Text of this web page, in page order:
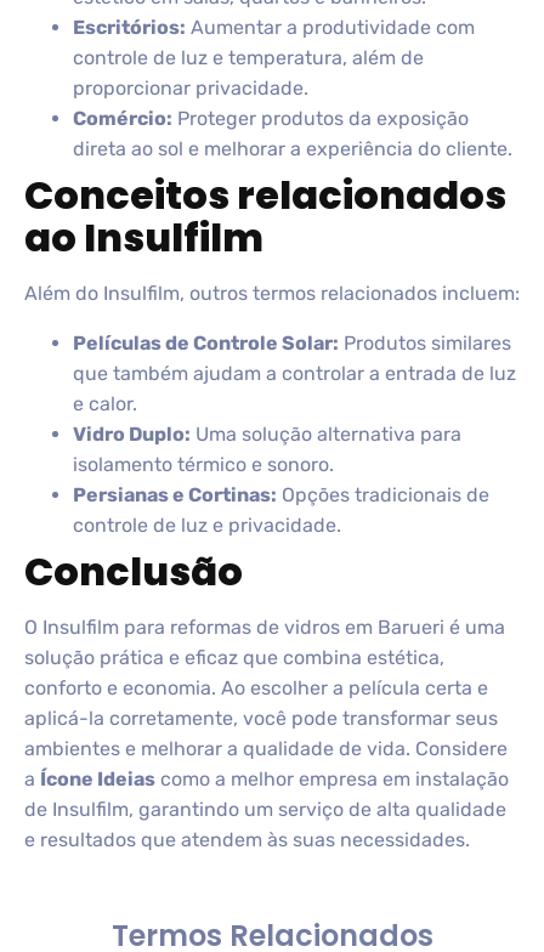
Escritórios: Aumentar a produtividade com
controle de luz e temperatura, além de
proporcionar privacidade.
Comércio: Proteger produtos da exposição
direta ao sol e melhorar a experiência do cliente.
Conceitos relacionados
ao Insulfilm
Além do Insulfilm, outros termos relacionados incluem:
Películas de Controle Solar: Produtos similares
que também ajudam a controlar a entrada de luz
e calor.
Vidro Duplo: Uma solução alternativa para
isolamento térmico e sonoro.
Persianas e Cortinas: Opções tradicionais de
controle de luz e privacidade.
Conclusão
O Insulfilm para reformas de vidros em Barueri é uma
solução prática e eficaz que combina estética,
conforto e economia. Ao escolher a película certa e
aplicá-la corretamente, você pode transformar seus
ambientes e melhorar a qualidade de vida. Considere
a Ícone Ideias como a melhor empresa em instalação
de Insulfilm, garantindo um serviço de alta qualidade
e resultados que atendem às suas necessidades.
Termos Relacionados